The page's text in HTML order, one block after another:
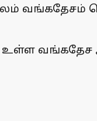
வங்கதேசம்
உள்ள